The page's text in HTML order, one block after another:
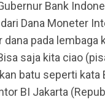
Bank
Dana Moneter
pada lembaga
saja kita ciao
batu seperti
BI Jakarta